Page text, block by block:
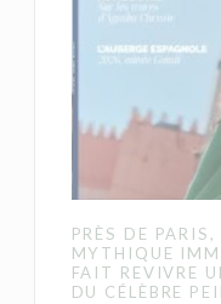
PRÈS DE
MYTHIQUE
FAIT REVIVRE
DU CÉLÈBRE